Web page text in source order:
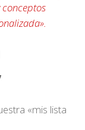
«mis lista